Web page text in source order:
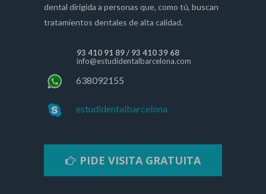
dental dirigida a personas que, como tú, buscan
tratamientos dentales de alta calidad.
93 410 91 89/ 93 410 39 68
info@estudidentalbarcelona.com
638092155
estudidentalbarcelona
PIDE VISITA GRATUITA